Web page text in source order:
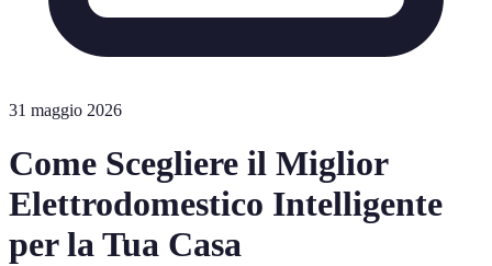
31 maggio 2026
Come Scegliere il Miglior
Elettrodomestico Intelligente
per la Tua Casa